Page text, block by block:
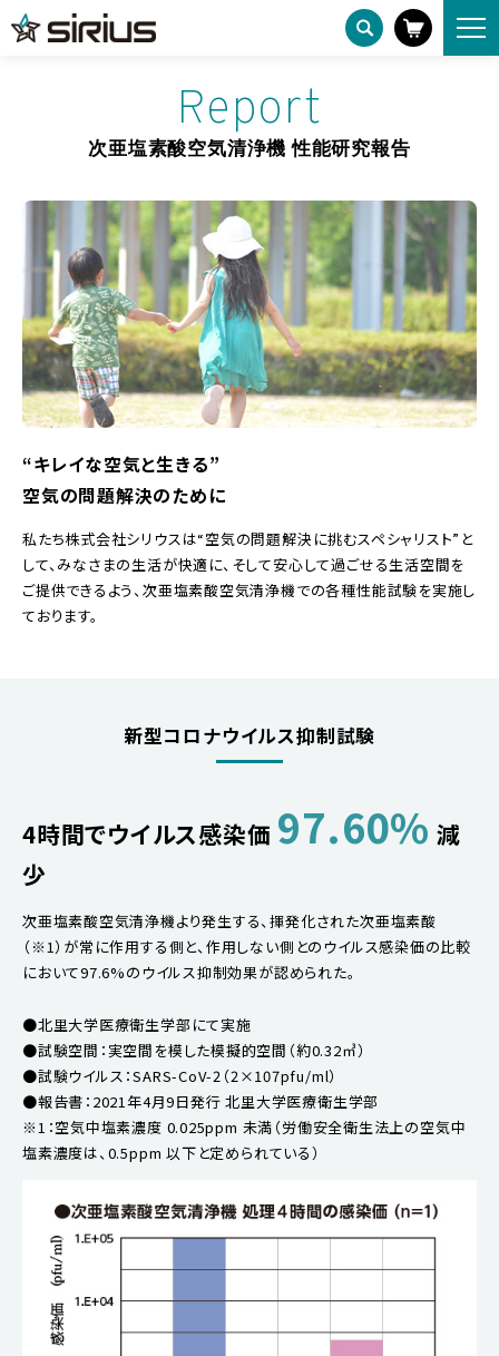
HOME 次亜塩素酸空気清浄機 性能研究報告
Report
次亜塩素酸空気清浄機 性能研究報告
“キレイな空気と生きる”
空気の問題解決のために
私たち株式会社シリウスは“空気の問題解決に挑むスペシャリスト”と
して、みなさまの生活が快適に、そして安心して過ごせる生活空間を
ご提供できるよう、次亜塩素酸空気清浄機での各種性能試験を実施し
ております。
新型コロナウイルス抑制試験
4時間でウイルス感染価 97.60% 減
少
次亜塩素酸空気清浄機より発生する、揮発化された次亜塩素酸
（※1）が常に作用する側と、作用しない側とのウイルス感染価の比較
において97.6%のウイルス抑制効果が認められた。
●北里大学医療衛生学部にて実施
●試験空間：実空間を模した模擬的空間（約0.32㎥）
●試験ウイルス：SARS-CoV-2（2×107pfu/ml）
●報告書：2021年4月9日発行 北里大学医療衛生学部
※1：空気中塩素濃度 0.025ppm 未満（労働安全衛生法上の空気中
塩素濃度は、0.5ppm 以下と定められている）